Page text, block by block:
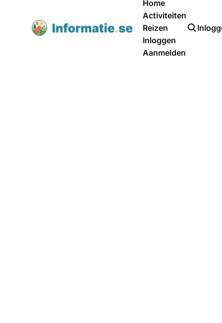
Home
Activiteiten
Reizen
Inloggen
Aanmelden